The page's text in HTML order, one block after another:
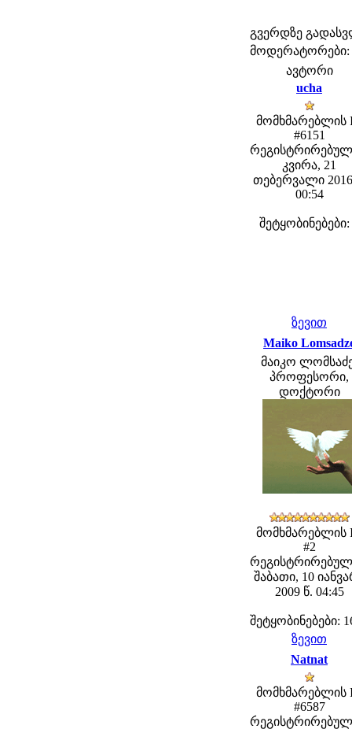
გვერდზე
მოდერატორები:
ავტორი
ucha
მომხმარებლის
#6151
კვირა, 21
თებერვალი
00:54
შეტყობინებები:
ზევით
Maiko
მაიკო
პროფესორი,
დოქტორი
მომხმარებლის
#2
შაბათი, 10
2009 წ. 04:45
შეტყობინებები:
ზევით
Natnat
მომხმარებლის
#6587